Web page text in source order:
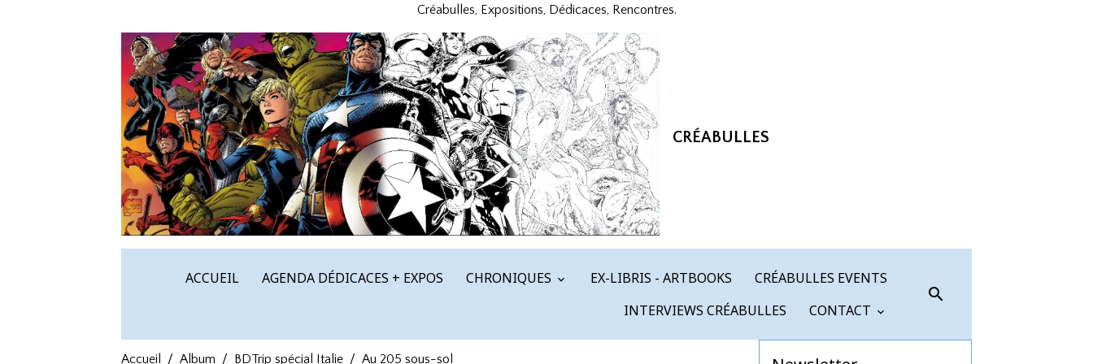
Créabulles, Expositions, Dédicaces, Rencontres.
CRÉABULLES
ACCUEIL AGENDA DÉDICACES + EXPOS CHRONIQUES EX-LIBRIS - ARTBOOKS
CRÉABULLES EVENTS
INTERVIEWS CRÉABULLES
CONTACT
Accueil Album BDTrip spécial Italie Au 205 sous-sol